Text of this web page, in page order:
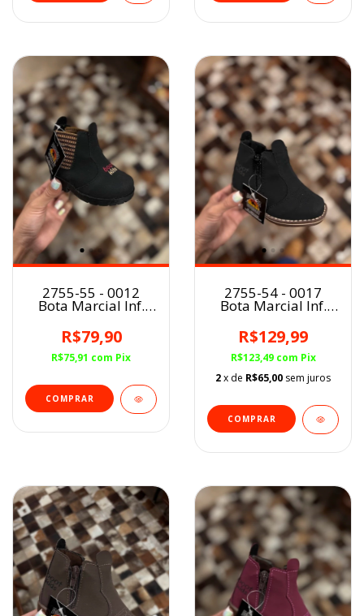
2755-55 - 0012
Bota Marcial Inf.
R$79,90
R$75,91 com Pix
COMPRAR
2755-54 - 0017
Bota Marcial Inf.
R$129,99
R$123,49 com Pix
2x de R$65,00 sem juros
COMPRAR